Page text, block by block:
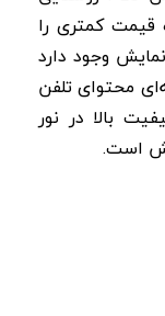
قیمت کمتری را
وجود دارد
محتوای تلفن
بالا در نور
است.